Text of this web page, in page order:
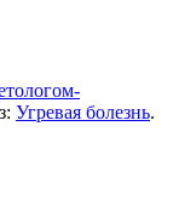
Угревая болезнь.